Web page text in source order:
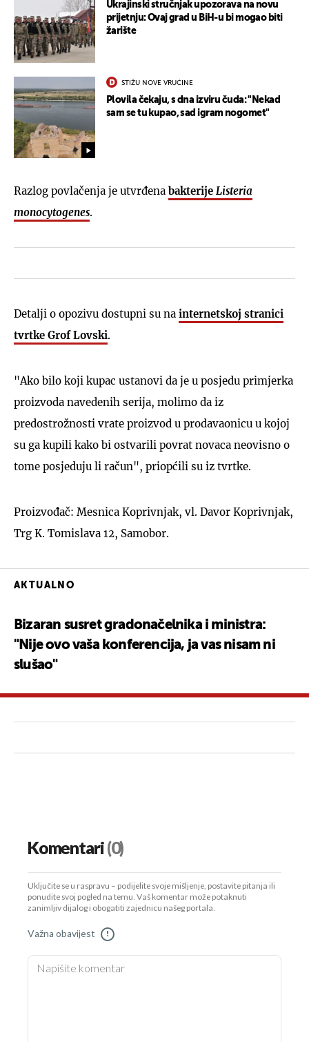
Ukrajinski stručnjak upozorava na novu
prijetnju: Ovaj grad u BiH-u bi mogao biti
žarište
STIŽU NOVE VRUĆINE
Plovila čekaju, s dna izviru čuda: "Nekad
sam se tu kupao, sad igram nogomet"
Razlog povlačenja je utvrđena bakterije Listeria
monocytogenes.
Detalji o opozivu dostupni su na internetskoj stranici
tvrtke Grof Lovski.
"Ako bilo koji kupac ustanovi da je u posjedu primjerka
proizvoda navedenih serija, molimo da iz
predostrožnosti vrate proizvod u prodavaonicu u kojoj
su ga kupili kako bi ostvarili povrat novaca neovisno o
tome posjeduju li račun", priopćili su iz tvrtke.
Proizvođač: Mesnica Koprivnjak, vl. Davor Koprivnjak,
Trg K. Tomislava 12, Samobor.
AKTUALNO
Bizaran susret gradonačelnika i ministra:
"Nije ovo vaša konferencija, ja vas nisam ni
slušao"
Komentari(0)
Uključite se u raspravu – podijelite svoje mišljenje, postavite pitanja ili
ponudite svoj pogled na temu. Vaš komentar može potaknuti
zanimljiv dijalog i obogatiti zajednicu našeg portala.
Važna obavijest !